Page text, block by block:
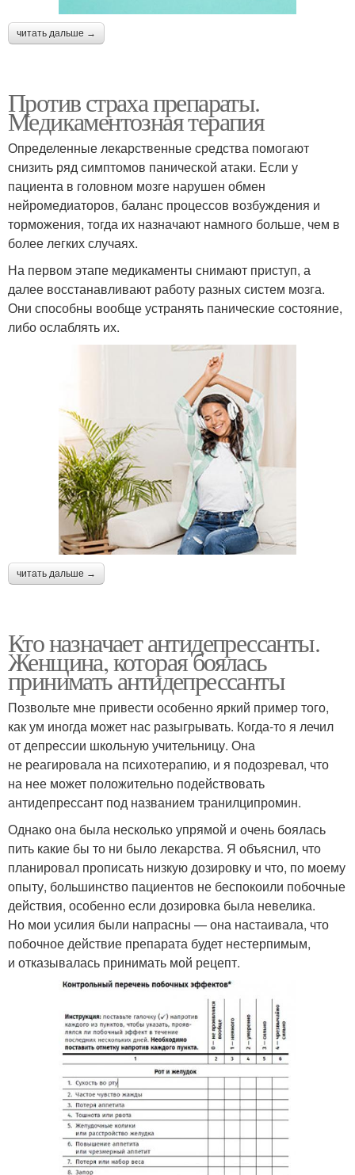
читать дальше →
Против страха препараты.
Медикаментозная терапия
Определенные лекарственные средства помогают
снизить ряд симптомов панической атаки. Если у
пациента в головном мозге нарушен обмен
нейромедиаторов, баланс процессов возбуждения и
торможения, тогда их назначают намного больше, чем в
более легких случаях.
На первом этапе медикаменты снимают приступ, а
далее восстанавливают работу разных систем мозга.
Они способны вообще устранять панические состояние,
либо ослаблять их.
читать дальше →
Кто назначает антидепрессанты.
Женщина, которая боялась
принимать антидепрессанты
Позвольте мне привести особенно яркий пример того,
как ум иногда может нас разыгрывать. Когда-то я лечил
от депрессии школьную учительницу. Она
не реагировала на психотерапию, и я подозревал, что
на нее может положительно подействовать
антидепрессант под названием транилципромин.
Однако она была несколько упрямой и очень боялась
пить какие бы то ни было лекарства. Я объяснил, что
планировал прописать низкую дозировку и что, по моему
опыту, большинство пациентов не беспокоили побочные
действия, особенно если дозировка была невелика.
Но мои усилия были напрасны — она настаивала, что
побочное действие препарата будет нестерпимым,
и отказывалась принимать мой рецепт.